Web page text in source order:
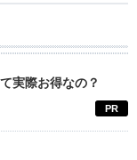
実際お得なの？
PR